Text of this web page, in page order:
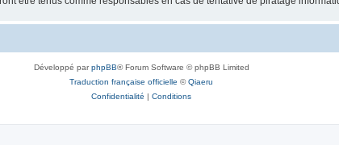
Développé parphpBB® Forum Software © phpBB Limited
Traduction française officielle ©Qiaeru
Confidentialité | Conditions